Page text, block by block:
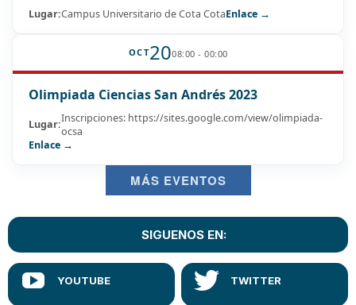
Lugar:Campus Universitario de Cota CotaEnlace →
OCT2008:00 - 00:00
Olimpiada Ciencias San Andrés 2023
Lugar:Inscripciones: https://sites.google.com/view/olimpiada-
ocsa
Enlace →
MÁS EVENTOS
SIGUENOS EN: